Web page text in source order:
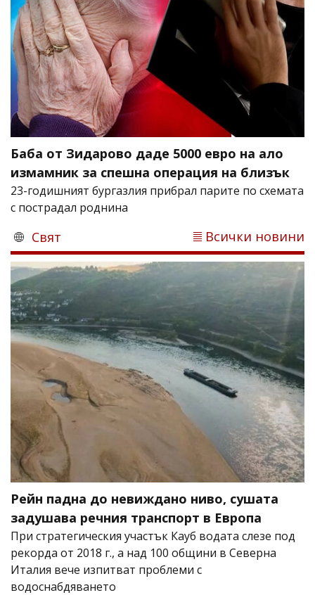
Баба от Зидарово даде 5000 евро на ало
измамник за спешна операция на близък
23-годишният бургазлия прибрал парите по схемата
с пострадал роднина
Свят Всички новини
Рейн падна до невиждано ниво, сушата
задушава речния транспорт в Европа
При стратегическия участък Кауб водата слезе под
рекорда от 2018 г., а над 100 общини в Северна
Италия вече изпитват проблеми с
водоснабдяването